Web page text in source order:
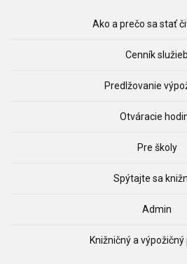
Ako a prečo sa stať
Cenník služieb
Predlžovanie
Otváracie
Pre školy
Spýtajte sa
Admin
Knižničný a